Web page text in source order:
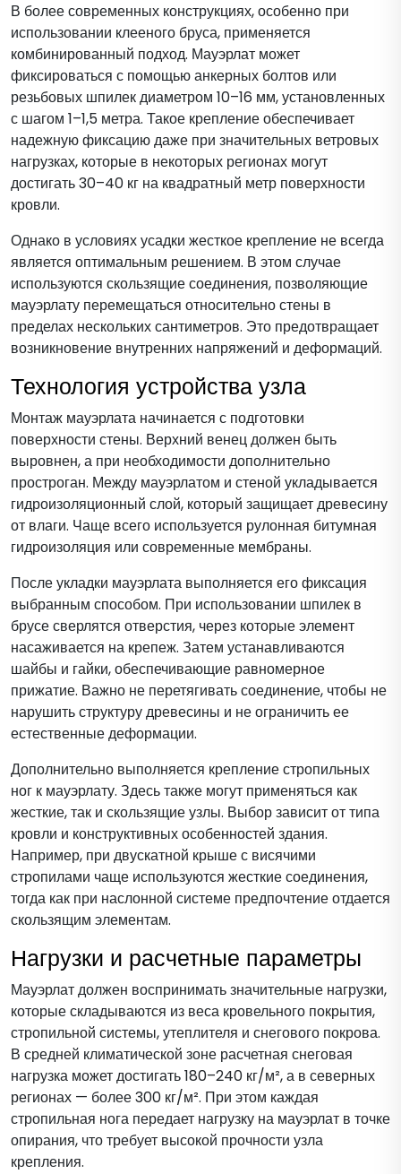
В более современных конструкциях, особенно при
использовании клееного бруса, применяется
комбинированный подход. Мауэрлат может
фиксироваться с помощью анкерных болтов или
резьбовых шпилек диаметром 10–16 мм, установленных
с шагом 1–1,5 метра. Такое крепление обеспечивает
надежную фиксацию даже при значительных ветровых
нагрузках, которые в некоторых регионах могут
достигать 30–40 кг на квадратный метр поверхности
кровли.
Однако в условиях усадки жесткое крепление не всегда
является оптимальным решением. В этом случае
используются скользящие соединения, позволяющие
мауэрлату перемещаться относительно стены в
пределах нескольких сантиметров. Это предотвращает
возникновение внутренних напряжений и деформаций.
Технология устройства узла
Монтаж мауэрлата начинается с подготовки
поверхности стены. Верхний венец должен быть
выровнен, а при необходимости дополнительно
простроган. Между мауэрлатом и стеной укладывается
гидроизоляционный слой, который защищает древесину
от влаги. Чаще всего используется рулонная битумная
гидроизоляция или современные мембраны.
После укладки мауэрлата выполняется его фиксация
выбранным способом. При использовании шпилек в
брусе сверлятся отверстия, через которые элемент
насаживается на крепеж. Затем устанавливаются
шайбы и гайки, обеспечивающие равномерное
прижатие. Важно не перетягивать соединение, чтобы не
нарушить структуру древесины и не ограничить ее
естественные деформации.
Дополнительно выполняется крепление стропильных
ног к мауэрлату. Здесь также могут применяться как
жесткие, так и скользящие узлы. Выбор зависит от типа
кровли и конструктивных особенностей здания.
Например, при двускатной крыше с висячими
стропилами чаще используются жесткие соединения,
тогда как при наслонной системе предпочтение отдается
скользящим элементам.
Нагрузки и расчетные параметры
Мауэрлат должен воспринимать значительные нагрузки,
которые складываются из веса кровельного покрытия,
стропильной системы, утеплителя и снегового покрова.
В средней климатической зоне расчетная снеговая
нагрузка может достигать 180–240 кг/м², а в северных
регионах — более 300 кг/м². При этом каждая
стропильная нога передает нагрузку на мауэрлат в точке
опирания, что требует высокой прочности узла
крепления.